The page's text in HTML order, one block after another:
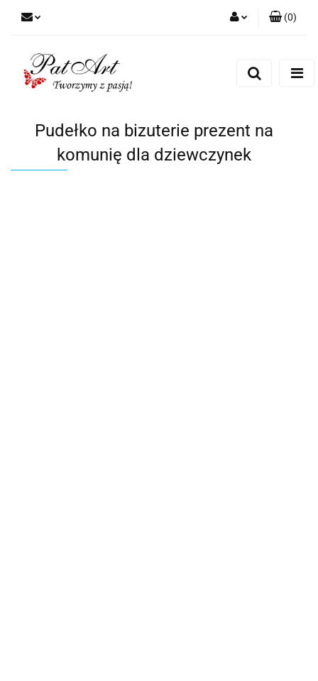
(0)
Pudełko na bizuterie prezent na
komunię dla dziewczynek